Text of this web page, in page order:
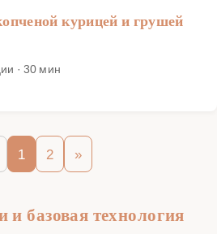
курицей и грушей
· 30 мин
1 2 »
и базовая технология